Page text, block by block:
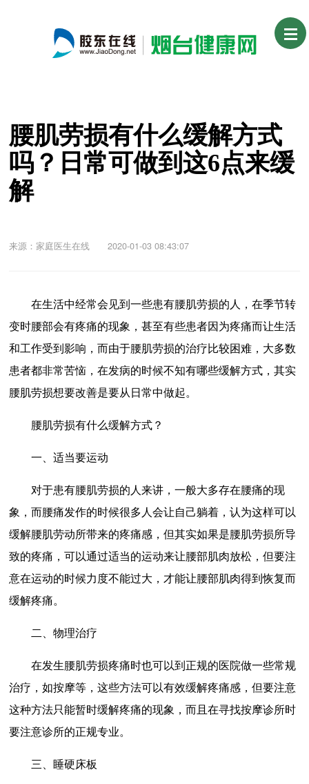
腰肌劳损有什么缓解方式
吗？日常可做到这6点来缓
解
来源：家庭医生在线 2020-01-03 08:43:07
在生活中经常会见到一些患有腰肌劳损的人，在季节转
变时腰部会有疼痛的现象，甚至有些患者因为疼痛而让生活
和工作受到影响，而由于腰肌劳损的治疗比较困难，大多数
患者都非常苦恼，在发病的时候不知有哪些缓解方式，其实
腰肌劳损想要改善是要从日常中做起。
腰肌劳损有什么缓解方式？
一、适当要运动
对于患有腰肌劳损的人来讲，一般大多存在腰痛的现
象，而腰痛发作的时候很多人会让自己躺着，认为这样可以
缓解腰肌劳动所带来的疼痛感，但其实如果是腰肌劳损所导
致的疼痛，可以通过适当的运动来让腰部肌肉放松，但要注
意在运动的时候力度不能过大，才能让腰部肌肉得到恢复而
缓解疼痛。
二、物理治疗
在发生腰肌劳损疼痛时也可以到正规的医院做一些常规
治疗，如按摩等，这些方法可以有效缓解疼痛感，但要注意
这种方法只能暂时缓解疼痛的现象，而且在寻找按摩诊所时
要注意诊所的正规专业。
三、睡硬床板